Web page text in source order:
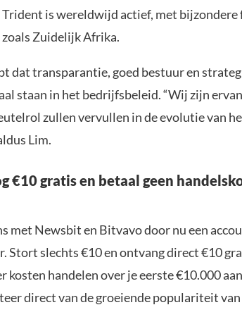
is wereldwijd actief, met bijzondere
Zuidelijk Afrika.
dat transparantie, goed bestuur en
staan in het bedrijfsbeleid. “Wij zijn
zullen vervullen in de evolutie van
Lim.
€10 gratis en betaal geen
met Newsbit en Bitvavo door nu een
Stort slechts €10 en ontvang direct €10
kosten handelen over je eerste €10.000
direct van de groeiende populariteit